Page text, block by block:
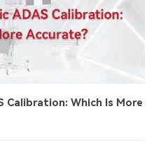
Calibration: Which Is More